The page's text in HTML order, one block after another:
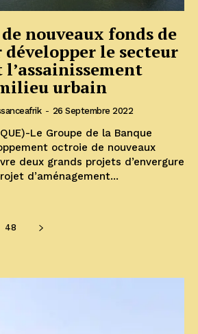
nouveaux fonds de
développer le secteur
urbain
- 26 Septembre 2022
Le Groupe de la Banque
octroie de nouveaux
deux grands projets d’envergure
d’aménagement...
48